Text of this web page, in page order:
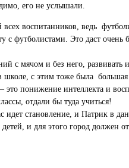
его не услышали.
воспитанников, ведь
с футболистами. Это даст
с мячом и без него, развивать
с этим тоже была большая
понижение интеллекта и
отдали бы туда учиться!
становление, и Патрик в
и для этого город